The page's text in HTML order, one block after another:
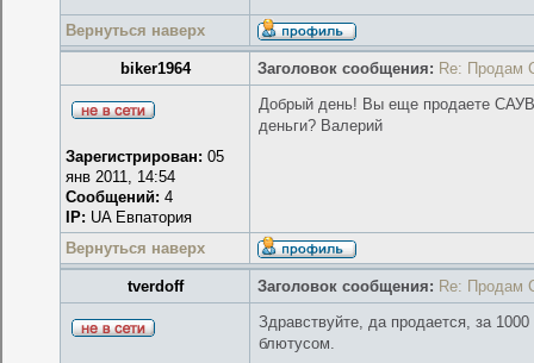
Вернуться наверх
biker1964 Заголовок сообщения: Re: Продам
Зарегистрирован: 05
янв 2011, 14:54
Сообщений: 4
IP: UA Евпатория
Добрый день! Вы еще продаете
деньги? Валерий
Вернуться наверх
tverdoff Заголовок сообщения: Re: Продам
Здравствуйте, да продается, за
блютусом.